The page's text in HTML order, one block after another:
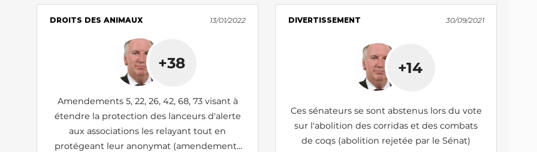
DROITS DES ANIMAUX 13/01/2022
+38
Amendements 5, 22, 26, 42, 68, 73 visant à
étendre la protection des lanceurs d'alerte
aux associations les relayant tout en
protégeant leur anonymat (amendements
DIVERTISSEMENT 30/09/2021
+14
Ces sénateurs se sont abstenus lors du vote
sur l'abolition des corridas et des combats
de coqs (abolition rejetée par le Sénat)